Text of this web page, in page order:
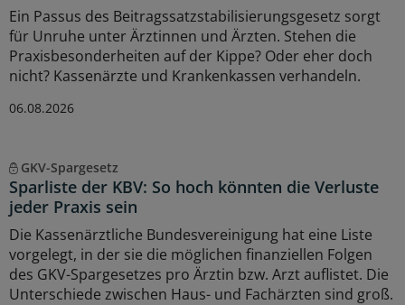
Ein Passus des Beitragssatzstabilisierungsgesetz sorgt
für Unruhe unter Ärztinnen und Ärzten. Stehen die
Praxisbesonderheiten auf der Kippe? Oder eher doch
nicht? Kassenärzte und Krankenkassen verhandeln.
06.08.2026
GKV-Spargesetz
Sparliste der KBV: So hoch könnten die Verluste
jeder Praxis sein
Die Kassenärztliche Bundesvereinigung hat eine Liste
vorgelegt, in der sie die möglichen finanziellen Folgen
des GKV-Spargesetzes pro Ärztin bzw. Arzt auflistet. Die
Unterschiede zwischen Haus- und Fachärzten sind groß.